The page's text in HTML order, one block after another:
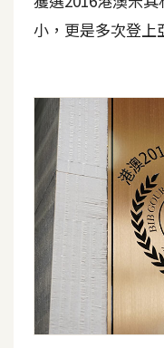
圖
免
費
字
型
網
站
架
設
小，更是多次登上